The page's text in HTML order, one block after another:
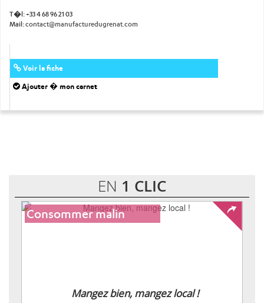
T�l:+33 4 68 96 21 03
Mail:contact@manufacturedugrenat.com
Voir la fiche
Ajouter � mon carnet
EN 1 CLIC
Consommer malin
Mangez bien, mangez local !